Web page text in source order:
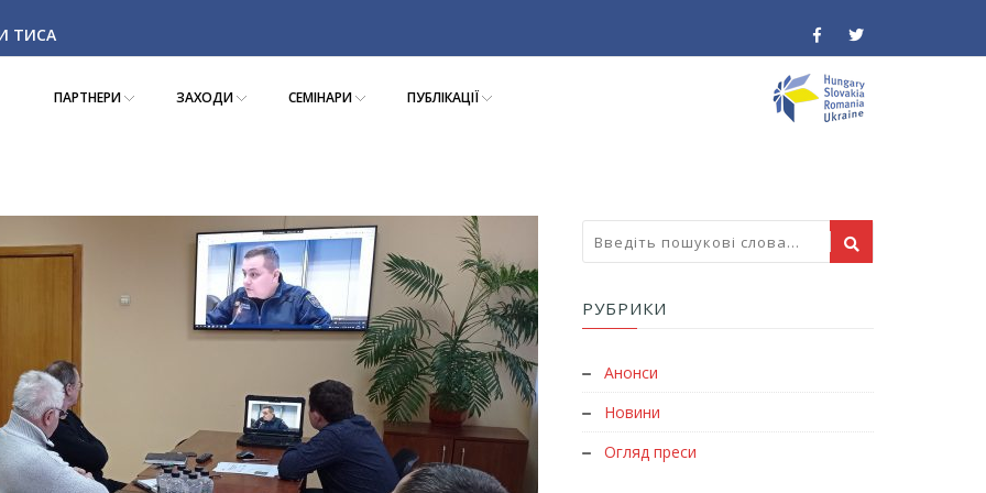
ТИСА
ПАРТНЕРИ ЗАХОДИ СЕМІНАРИ ПУБЛІКАЦІЇ
РУБРИКИ
Анонси
Новини
Огляд преси